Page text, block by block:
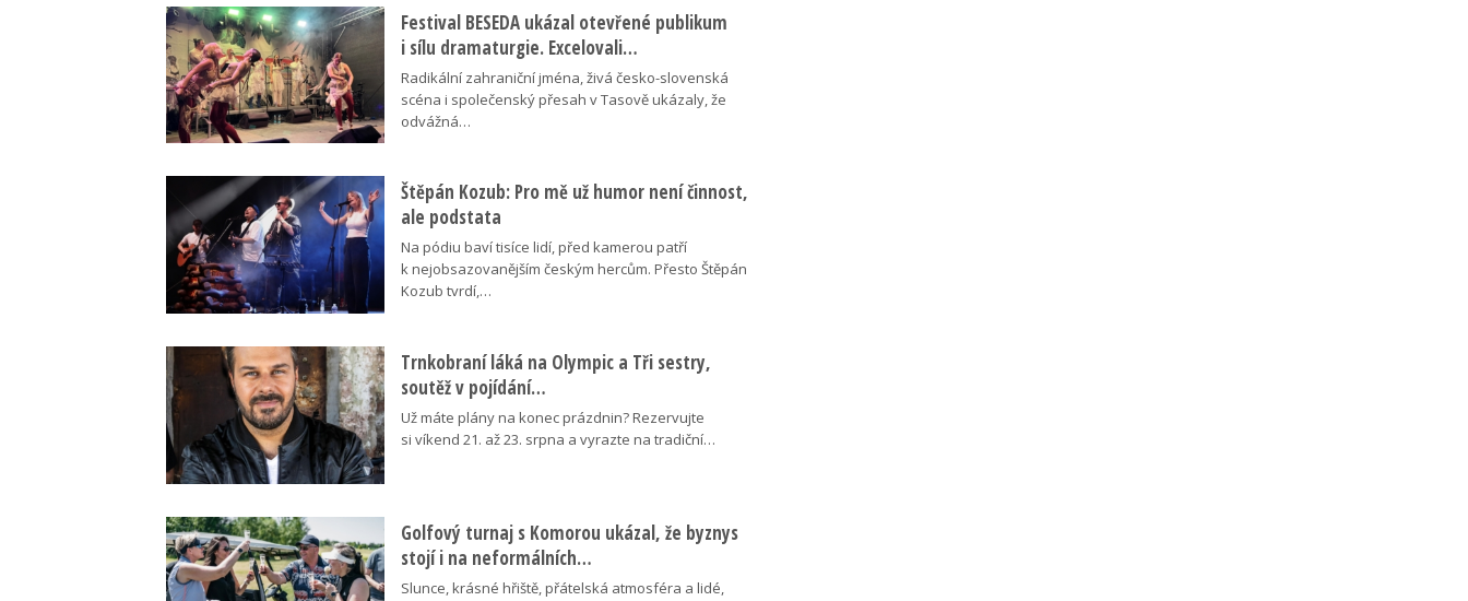
Festival BESEDA ukázal otevřené publikum
i sílu dramaturgie. Excelovali…
Radikální zahraniční jména, živá česko-slovenská
scéna i společenský přesah v Tasově ukázaly, že
odvážná…
Štěpán Kozub: Pro mě už humor není činnost,
ale podstata
Na pódiu baví tisíce lidí, před kamerou patří
k nejobsazovanějším českým hercům. Přesto Štěpán
Kozub tvrdí,…
Trnkobraní láká na Olympic a Tři sestry,
soutěž v pojídání…
Už máte plány na konec prázdnin? Rezervujte
si víkend 21. až 23. srpna a vyrazte na tradiční…
Golfový turnaj s Komorou ukázal, že byznys
stojí i na neformálních…
Slunce, krásné hřiště, přátelská atmosféra a lidé,